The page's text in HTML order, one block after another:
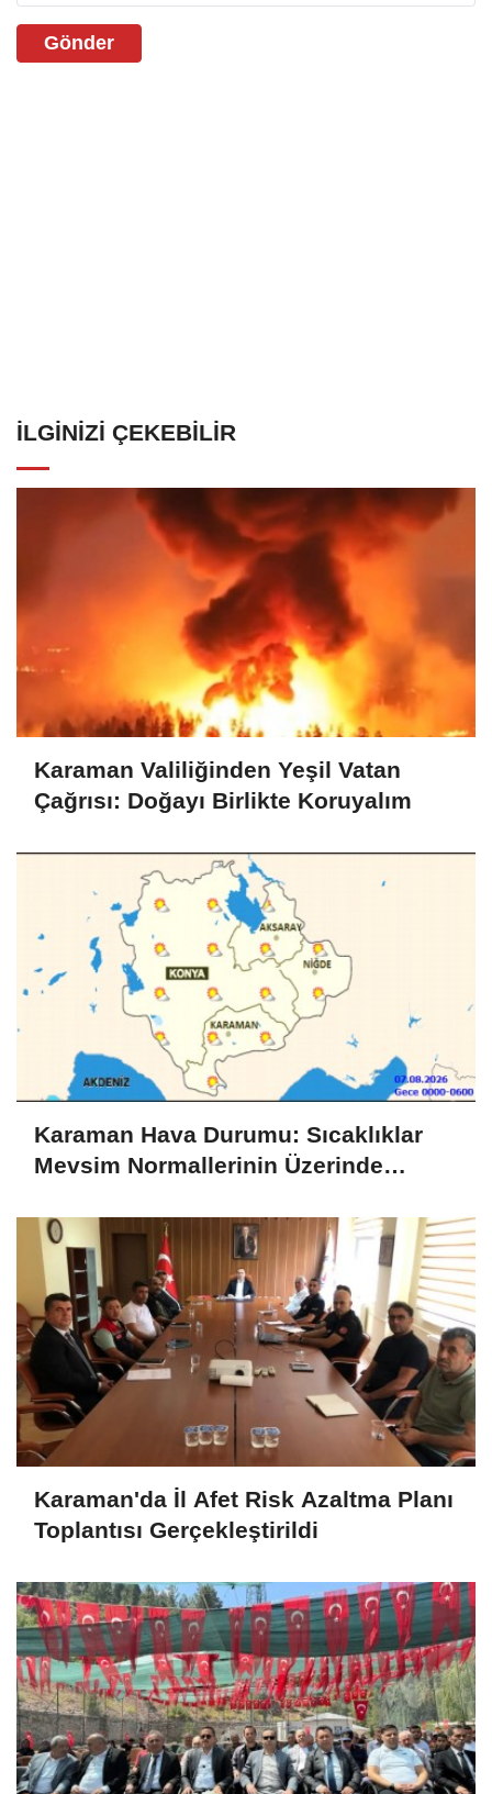
Gönder
İLGINIZI ÇEKEBILIR
Karaman Valiliğinden Yeşil Vatan
Çağrısı: Doğayı Birlikte Koruyalım
Karaman Hava Durumu: Sıcaklıklar
Mevsim Normallerinin Üzerinde
Karaman'da İl Afet Risk Azaltma Planı
Toplantısı Gerçekleştirildi